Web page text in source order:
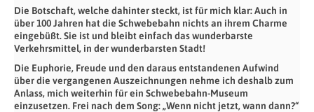
Die Botschaft, welche dahinter steckt, ist für mich klar: Auch in
über 100 Jahren hat die Schwebebahn nichts an ihrem Charme
eingebüßt. Sie ist und bleibt einfach das wunderbarste
Verkehrsmittel, in der wunderbarsten Stadt!
Die Euphorie, Freude und den daraus entstandenen Aufwind
über die vergangenen Auszeichnungen nehme ich deshalb zum
Anlass, mich weiterhin für ein Schwebebahn-Museum
einzusetzen. Frei nach dem Song: „Wenn nicht jetzt, wann dann?“